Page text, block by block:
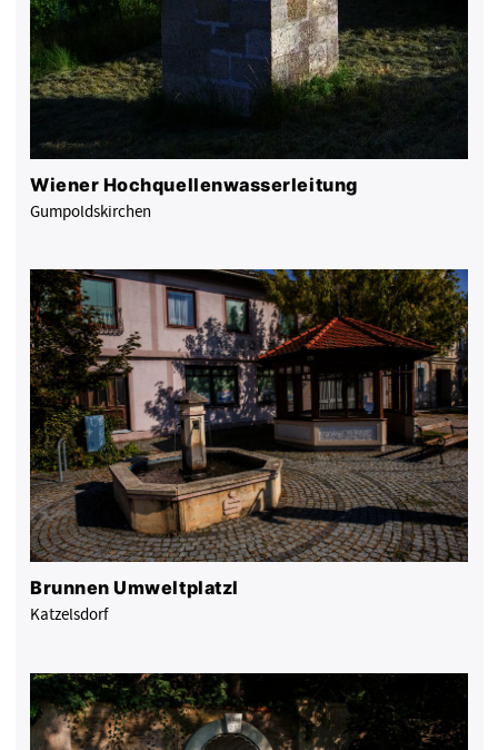
Wiener Hochquellenwasserleitung
Gumpoldskirchen
Brunnen Umweltplatzl
Katzelsdorf